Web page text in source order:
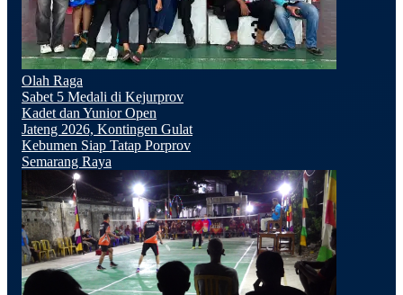
Olah Raga
Sabet 5 Medali di Kejurprov
Kadet dan Yunior Open
Jateng 2026, Kontingen Gulat
Kebumen Siap Tatap Porprov
Semarang Raya